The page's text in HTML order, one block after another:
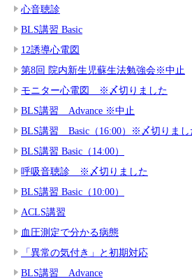
心音聴診
BLS講習 Basic
12誘導心電図
第8回 院内新生児蘇生法勉強会※中止
モニター心電図 ※〆切りました
BLS講習 Advance ※中止
BLS講習 Basic（16:00）※〆切りまし
BLS講習 Basic（14:00）
呼吸音聴診 ※〆切りました
BLS講習 Basic（10:00）
ACLS講習
血圧測定で分かる病態
「異常の気付き」と初期対応
BLS講習 Advance